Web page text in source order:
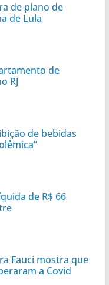
de plano de
de Lula
de
RJ
de bebidas
de R$ 66
Fauci mostra que
a Covid